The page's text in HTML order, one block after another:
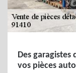
Des
vos pièces auto